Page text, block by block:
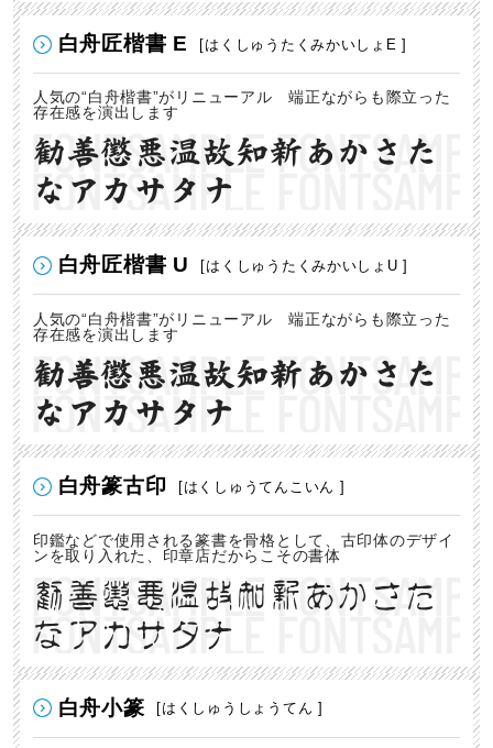
白舟匠楷書 E [はくしゅうたくみかいしょE ]
人気の“白舟楷書”がリニューアル 端正ながらも際立った
存在感を演出します
勧善懲悪温故知新あかさた
なアカサタナ
白舟匠楷書 U [はくしゅうたくみかいしょU ]
人気の“白舟楷書”がリニューアル 端正ながらも際立った
存在感を演出します
勧善懲悪温故知新あかさた
なアカサタナ
白舟篆古印 [はくしゅうてんこいん ]
印鑑などで使用される篆書を骨格として、古印体のデザイ
ンを取り入れた、印章店だからこその書体
勧善懲悪温故知新あかさた
なアカサタナ
白舟小篆 [はくしゅうしょうてん ]